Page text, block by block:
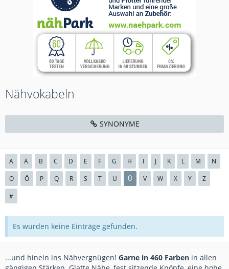
Nähvokabeln
SYNONYME
A Ä B C D E F G H I J K L M
N
O
Ö P Q R S T U Ü V W X Y
Z
#
Es wurden keine Einträge gefunden.
...und hinein ins Nähvergnügen! Garne in 460 Farben in allen